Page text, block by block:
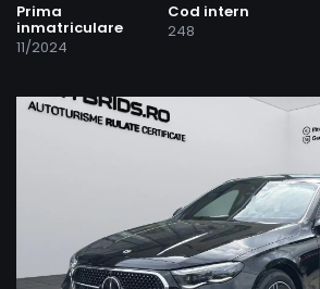
Prima
inmatriculare
11/2024
Cod intern
248